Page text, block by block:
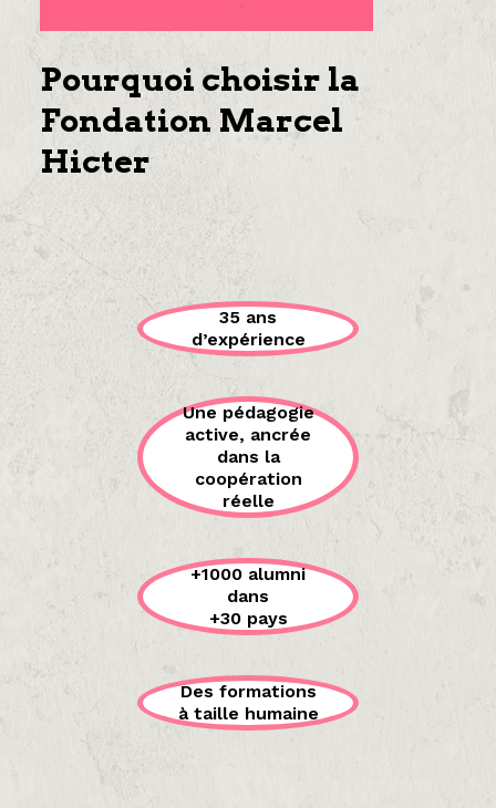
Pourquoi choisir la
Fondation Marcel
Hicter
35 ans
d’expérience
Une pédagogie
active, ancrée
dans la
coopération
réelle
+1000 alumni
dans
+30 pays
Des formations
à taille humaine